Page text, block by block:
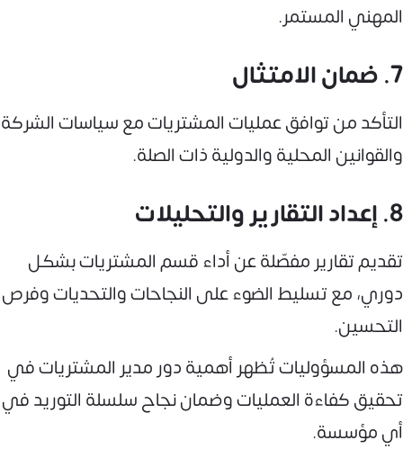
المهني المستمر.
7. ضمان الامتثال
التأكد من توافق عمليات المشتريات مع سياسات الشركة
والقوانين المحلية والدولية ذات الصلة.
8. إعداد التقارير والتحليلات
تقديم تقارير مفصّلة عن أداء قسم المشتريات بشكل
دوري، مع تسليط الضوء على النجاحات والتحديات وفرص
التحسين.
هذه المسؤوليات تُظهر أهمية دور مدير المشتريات في
تحقيق كفاءة العمليات وضمان نجاح سلسلة التوريد في
أي مؤسسة.